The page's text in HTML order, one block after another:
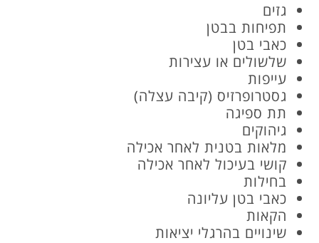
גזים
תפיחות בבטן
כאבי בטן
שלשולים או עצירות
עייפות
גסטרופרזיס (קיבה עצלה)
תת ספיגה
גיהוקים
מלאות בטנית לאחר אכילה
קושי בעיכול לאחר אכילה
בחילות
כאבי בטן עליונה
הקאות
שינויים בהרגלי יציאות